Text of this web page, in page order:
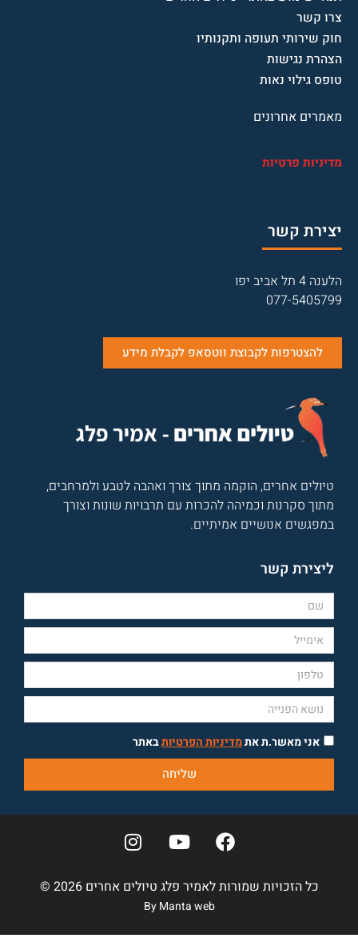
צרו קשר
חוק שירותי תעופה ותקנותיו
הצהרת נגישות
טופס גילוי נאות
מאמרים אחרונים
מדיניות פרטיות
יצירת קשר
הלענה 4 תל אביב יפו
077-5405799
להצטרפות לקבוצת ווטסאפ לקבלת מידע
טיולים אחרים, הוקמה מתוך צורך ואהבה לטבע ולמרחבים,
מתוך סקרנות וכמיהה להכרות עם תרבויות שונות וצורך
במפגשים אנושיים אמיתיים.
ליצירת קשר
אני מאשר.ת אתמדיניות הפרטיותבאתר
שליחה
כל הזכויות שמורות לאמיר פלג טיולים אחרים 2026 ©
By Manta web